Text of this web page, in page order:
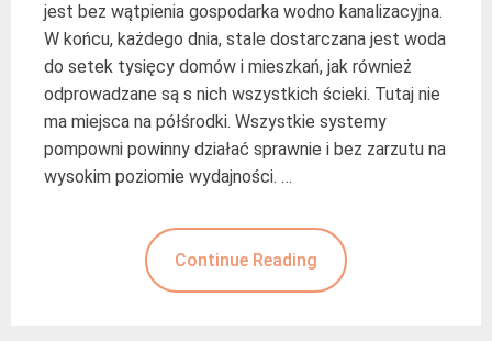
jest bez wątpienia gospodarka wodno kanalizacyjna.
W końcu, każdego dnia, stale dostarczana jest woda
do setek tysięcy domów i mieszkań, jak również
odprowadzane są s nich wszystkich ścieki. Tutaj nie
ma miejsca na półśrodki. Wszystkie systemy
pompowni powinny działać sprawnie i bez zarzutu na
wysokim poziomie wydajności. …
Continue Reading